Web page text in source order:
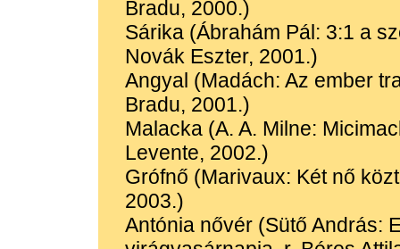
Bradu, 2000.)
Sárika (Ábrahám Pál: 3:1 a
Novák Eszter, 2001.)
Angyal (Madách: Az ember
Bradu, 2001.)
Malacka (A. A. Milne:
Levente, 2002.)
Grófnő (Marivaux: Két nő
2003.)
Antónia nővér (Sütő András: